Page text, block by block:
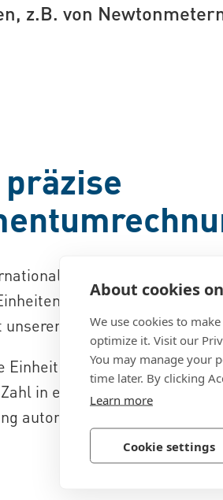
About cookies
We use cookies to
optimize it. Visit our
You may manage your
time later. By clicking
Learn more
Cookie settings
z.B. von
Teams oder in
wie
zuverlässigen
Einheit des Drehmoments,
in eines der Felder ein.
automatisch aktualisiert.